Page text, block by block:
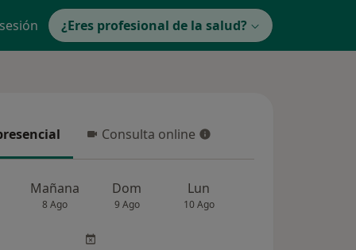
¿Eres profesional de la salud?
Consulta online
Consulta online
Mañana
8 Ago
Dom
9 Ago
Lun
10 Ago